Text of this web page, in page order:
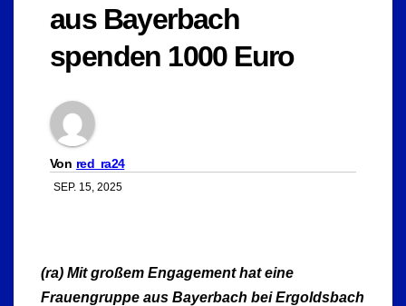
aus Bayerbach
spenden 1000 Euro
Von red_ra24
SEP. 15, 2025
(ra) Mit großem Engagement hat eine
Frauengruppe aus Bayerbach bei Ergoldsbach